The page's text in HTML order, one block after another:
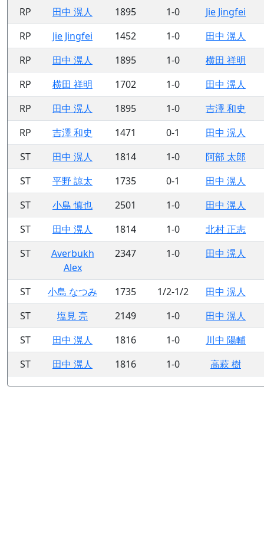
RP 田中 滉人 1895 1-0
Jie Jingfei
RP
Jie Jingfei 1452 1-0
田中 滉人
RP
田中 滉人 1895 1-0
横田 祥明
RP
横田 祥明 1702 1-0
田中 滉人
RP
田中 滉人 1895 1-0
吉澤 和史
RP
吉澤 和史 1471 0-1
田中 滉人
ST
田中 滉人 1814 1-0
阿部 太郎
ST
平野 諒太 1735 0-1
田中 滉人
ST
小島 慎也 2501 1-0
田中 滉人
ST
田中 滉人 1814 1-0
北村 正志
ST
Averbukh
Alex
2347 1-0 田中 滉人
ST 小島 なつみ 1735 1/2-1/2
田中 滉人
ST
塩見 亮 2149 1-0
田中 滉人
ST
田中 滉人 1816 1-0
川中 陽輔
ST
田中 滉人 1816 1-0 高萩 樹